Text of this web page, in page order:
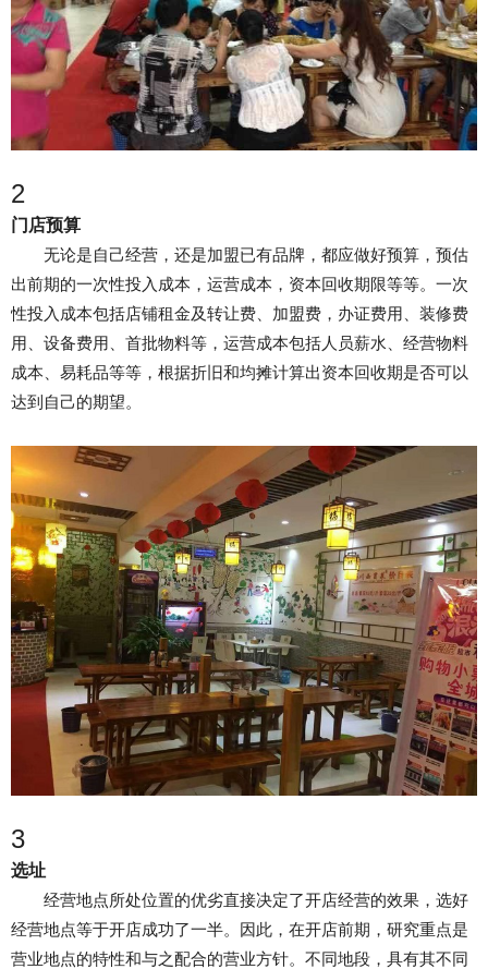
2
门店预算
无论是自己经营，还是加盟已有品牌，都应做好预算，预估
出前期的一次性投入成本，运营成本，资本回收期限等等。一次
性投入成本包括店铺租金及转让费、加盟费，办证费用、装修费
用、设备费用、首批物料等，运营成本包括人员薪水、经营物料
成本、易耗品等等，根据折旧和均摊计算出资本回收期是否可以
达到自己的期望。
3
选址
经营地点所处位置的优劣直接决定了开店经营的效果，选好
经营地点等于开店成功了一半。因此，在开店前期，研究重点是
营业地点的特性和与之配合的营业方针。不同地段，具有其不同